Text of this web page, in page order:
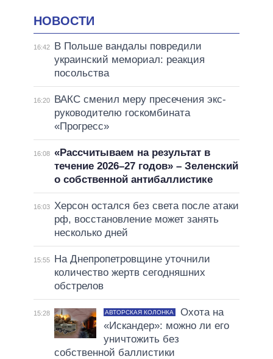
НОВОСТИ
16:42
В Польше вандалы повредили
украинский мемориал: реакция
посольства
16:20
ВАКС сменил меру пресечения экс-
руководителю госкомбината
«Прогресс»
16:08 «Рассчитываем на результат в
течение 2026–27 годов» – Зеленский
о собственной антибаллистике
16:03
Херсон остался без света после атаки
рф, восстановление может занять
несколько дней
15:55
На Днепропетровщине уточнили
количество жертв сегодняшних
обстрелов
15:28 АВТОРСКАЯ КОЛОНКА
Охота на
«Искандер»: можно ли его
уничтожить без
собственной баллистики